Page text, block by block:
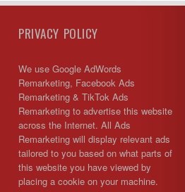
PRIVACY POLICY
We use Google AdWords
Remarketing, Facebook Ads
Remarketing & TikTok Ads
Remarketing to advertise this website
across the Internet. All Ads
Remarketing will display relevant ads
tailored to you based on what parts of
this website you have viewed by
placing a cookie on your machine.